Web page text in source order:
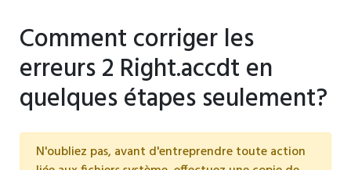
Comment corriger les
erreurs 2 Right.accdt en
quelques étapes seulement?
N'oubliez pas, avant d'entreprendre toute action